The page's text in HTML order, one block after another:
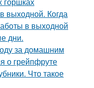
выходной. Когда
в выходной
дни.
за домашним
о грейпфруте
Что такое